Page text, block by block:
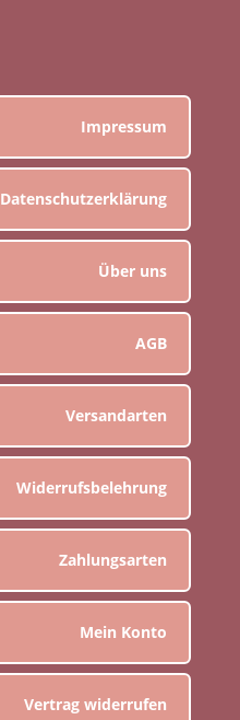
Impressum
Datenschutzerklärung
Über uns
AGB
Versandarten
Widerrufsbelehrung
Zahlungsarten
Mein Konto
Vertrag widerrufen